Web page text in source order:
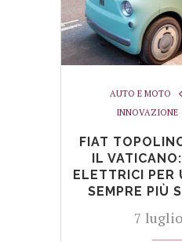
AUTO E MOTO
INNOVAZIONE
FIAT
IL
ELETTRICI PER
SEMPRE PIÙ
7